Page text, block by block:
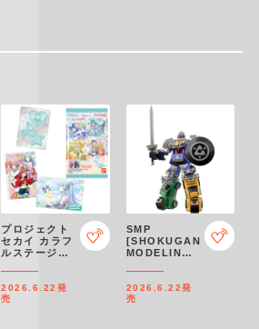
プロジェクト
セカイ カラフ
ルステージ！
カードグミ
2026.6.22 発
売
SMP
[SHOKUGAN
MODELING
ロボ
2026.6.22発
売